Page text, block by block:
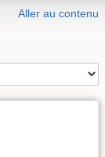
Aller au contenu